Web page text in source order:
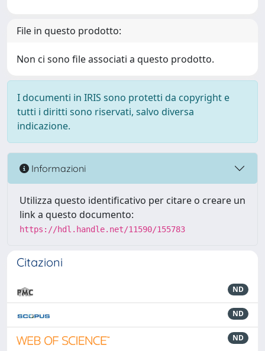
File in questo prodotto:
Non ci sono file associati a questo prodotto.
I documenti in IRIS sono protetti da copyright e
tutti i diritti sono riservati, salvo diversa
indicazione.
Informazioni
Utilizza questo identificativo per citare o creare un
link a questo documento:
https://hdl.handle.net/11590/155783
Citazioni
ND
ND
ND